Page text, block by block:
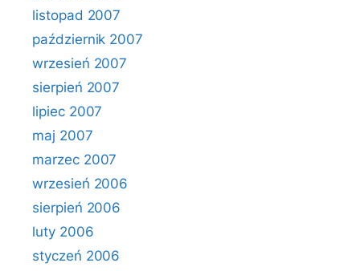
listopad 2007
październik 2007
wrzesień 2007
sierpień 2007
lipiec 2007
maj 2007
marzec 2007
wrzesień 2006
sierpień 2006
luty 2006
styczeń 2006